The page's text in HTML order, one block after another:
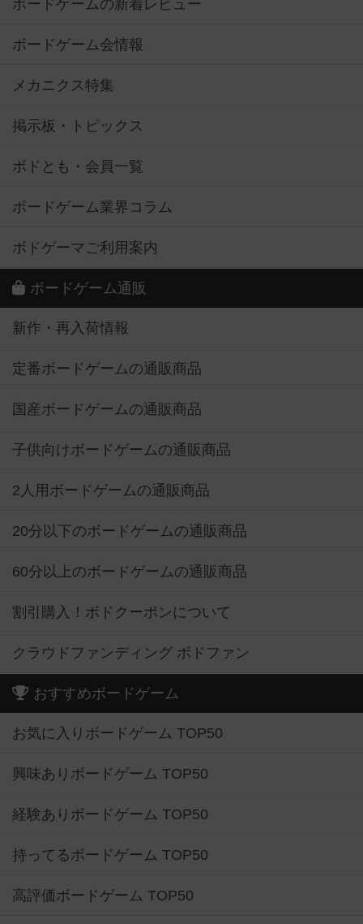
ボードゲームの新着レビュー
ボードゲーム会情報
メカニクス特集
掲示板・トピックス
ボドとも・会員一覧
ボードゲーム業界コラム
ボドゲーマご利用案内
ボードゲーム通販
新作・再入荷情報
定番ボードゲームの通販商品
国産ボードゲームの通販商品
子供向けボードゲームの通販商品
2人用ボードゲームの通販商品
20分以下のボードゲームの通販商品
60分以上のボードゲームの通販商品
割引購入！ボドクーポンについて
クラウドファンディング ボドファン
おすすめボードゲーム
お気に入りボードゲーム TOP50
興味ありボードゲーム TOP50
経験ありボードゲーム TOP50
持ってるボードゲーム TOP50
高評価ボードゲーム TOP50